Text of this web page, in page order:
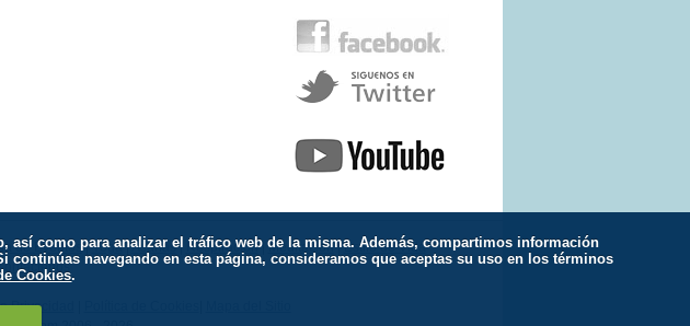
de Eventos|Yoga|Asanas| Respiración|Meditación|Estilo de Vida
Privacidad
como para analizar el tráfico web de la misma. Además, compartimos información
navegando en esta página, consideramos que aceptas su uso en los términos
Cookies.